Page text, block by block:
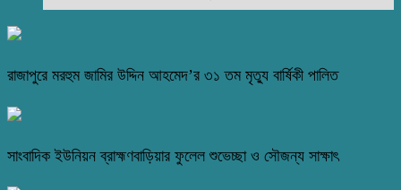
রাজাপুরে মরহুম জামির উদ্দিন আহমেদ’র ৩১ তম মৃত্যু বার্ষিকী পালিত
সাংবাদিক ইউনিয়ন ব্রাহ্মণবাড়িয়ার ফুলেল শুভেচ্ছা ও সৌজন্য সাক্ষাৎ